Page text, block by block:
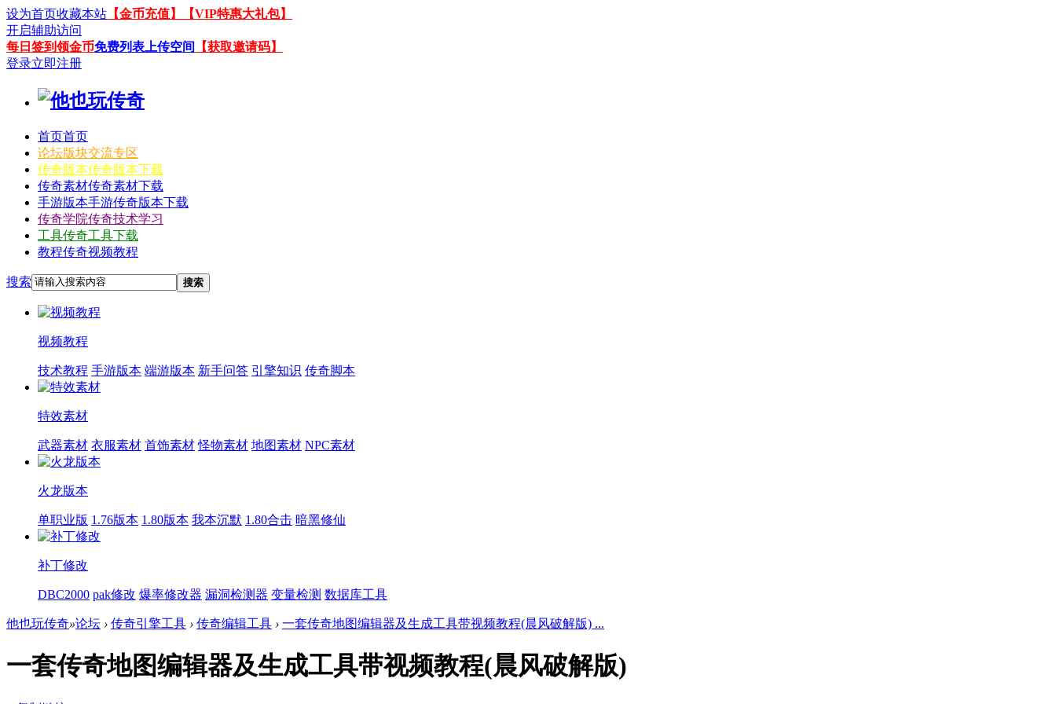
设为首页收藏本站 【金币充值】
【VIP特惠大礼包】
开启辅助访问
每日签到领金币免费列表上传空间
【获取邀请码】
登录立即注册
首页首页
论坛版块交流专区
传奇版本传奇版本下载
传奇素材传奇素材下载
手游版本手游传奇版本下载
传奇学院传奇技术学习
工具传奇工具下载
教程传奇视频教程
搜索 搜索
视频教程
技术教程 手游版本 端游版本 新手问答 引擎知识 传奇脚本
特效素材
武器素材 衣服素材 首饰素材 怪物素材 地图素材 NPC素材
火龙版本
单职业版 1.76版本 1.80版本 我本沉默 1.80合击 暗黑修仙
补丁修改
DBC2000 pak修改 爆率修改器 漏洞检测器 变量检测 数据库工具
他也玩传奇»论坛 › 传奇引擎工具 › 传奇编辑工具 › 一套传奇地图编辑器及生成工具带视频教程(晨风破解版) ...
一套传奇地图编辑器及生成工具带视频教程(晨风破解版)